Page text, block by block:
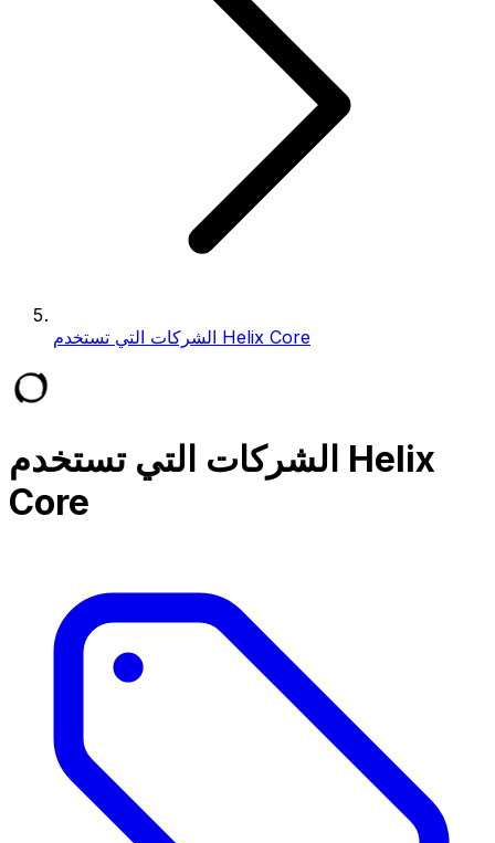
الشركات التي تستخدم Helix Core
الشركات التي تستخدم Helix
Core